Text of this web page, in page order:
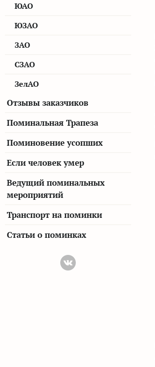
ЮАО
ЮЗАО
ЗАО
СЗАО
ЗелАО
Отзывы заказчиков
Поминальная Трапеза
Поминовение усопших
Если человек умер
Ведущий поминальных
мероприятий
Транспорт на поминки
Статьи о поминках